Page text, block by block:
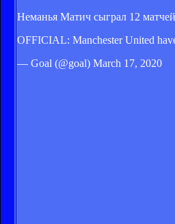
Неманья Матич сыграл 12
OFFICIAL: Manchester United
— Goal (@goal) March 17, 2020